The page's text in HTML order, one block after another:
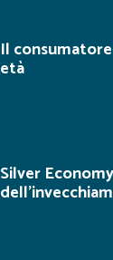
Il
età
Silver